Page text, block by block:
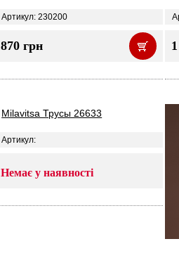
Артикул: 230200
870 грн
Milavitsa Трусы 26633
Артикул:
Немає у наявності